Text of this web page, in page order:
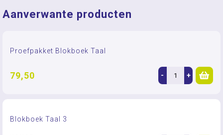
Aanverwante producten
Proefpakket Blokboek Taal
79,50 - +
Blokboek Taal 3